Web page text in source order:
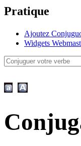
Pratique
Ajoutez
Widgets